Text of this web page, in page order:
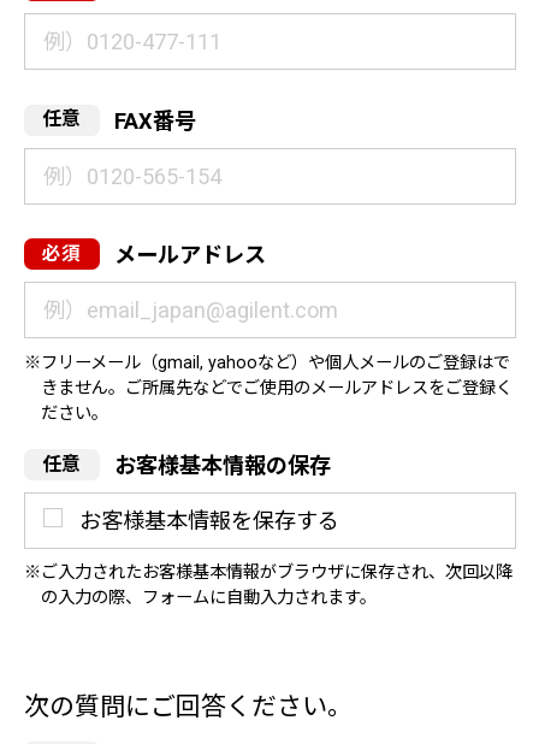
FAX番号
メールアドレス
フリーメール（gmail, yahooなど）や個人メールのご登録はで
きません。ご所属先などでご使用のメールアドレスをご登録く
ださい。
お客様基本情報の保存
お客様基本情報を保存する
ご入力されたお客様基本情報がブラウザに保存され、次回以降
の入力の際、フォームに自動入力されます。
次の質問にご回答ください。